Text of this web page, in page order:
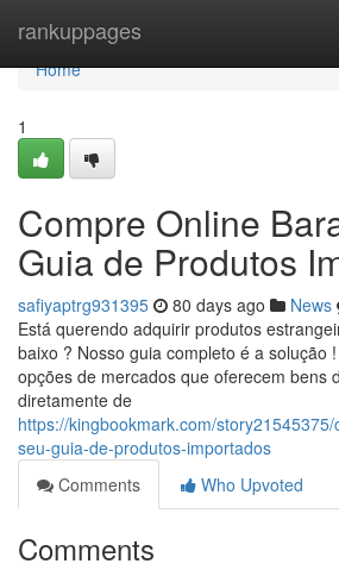
rankuppages
Home
Home
1
Compre Online
Guia de Produtos
safiyaptrg931395 80 days ago News
Está querendo adquirir produtos
baixo ? Nosso guia completo é a solução
opções de mercados que oferecem bens
diretamente de
https://kingbookmark.com/
seu-guia-de-produtos-importados
Comments
Who Upvoted
Comments